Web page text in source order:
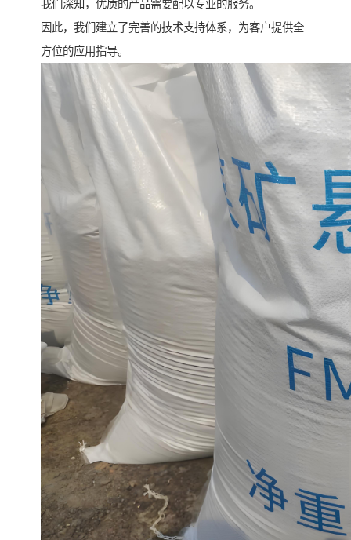
我们深知，优质的产品需要配以专业的服务。
因此，我们建立了完善的技术支持体系，为客户提供全
方位的应用指导。